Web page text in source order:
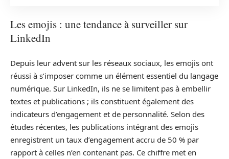
Les emojis : une tendance à surveiller sur
LinkedIn
Depuis leur advent sur les réseaux sociaux, les emojis ont
réussi à s’imposer comme un élément essentiel du langage
numérique. Sur LinkedIn, ils ne se limitent pas à embellir
textes et publications ; ils constituent également des
indicateurs d’engagement et de personnalité. Selon des
études récentes, les publications intégrant des emojis
enregistrent un taux d’engagement accru de 50 % par
rapport à celles n’en contenant pas. Ce chiffre met en